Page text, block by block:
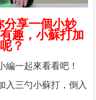
享一個小妙
趣，小蘇打加
？
編一起來看看吧！
入三勺小蘇打，倒入